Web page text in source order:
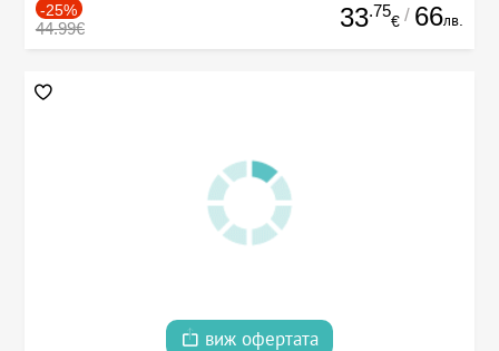
-25%
44.99€ 33.75
€ / 66лв.
виж офертата